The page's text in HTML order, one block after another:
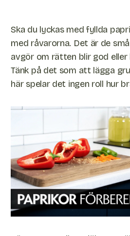
Ska du lyckas med fyllda
med råvarorna. Det är de
avgör om rätten blir god
Tänk på det som att lägga
här spelar det ingen roll hur